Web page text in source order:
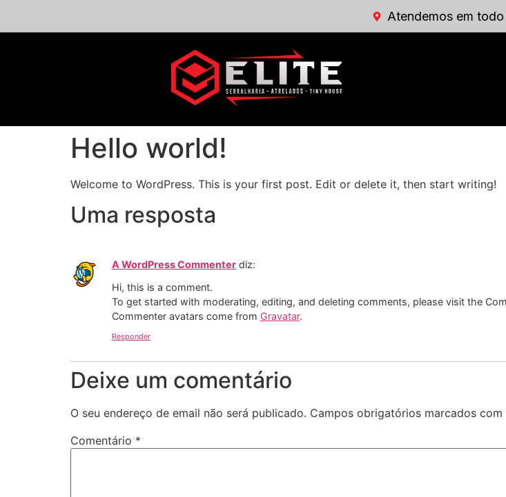
Atendemos em
Hello world!
Welcome to WordPress. This is your first post. Edit or delete it, then start writing!
Uma resposta
A WordPress Commenter diz:
Hi, this is a comment.
To get started with moderating, editing, and deleting comments, please visit the
Commenter avatars come from Gravatar.
Responder
Deixe um comentário
O seu endereço de email não será publicado. Campos obrigatórios marcados com
Comentário *